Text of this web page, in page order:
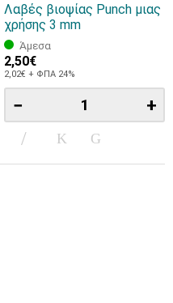
Λαβές βιοψίας Punch μιας
χρήσης 3 mm
Άμεσα
2,50€
2,02€ + ΦΠΑ 24%
− +